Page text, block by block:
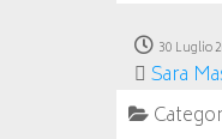
30 Luglio
Sara